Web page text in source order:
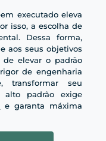
executado eleva
isso, a escolha de
Dessa forma,
aos seus objetivos
elevar o padrão
de engenharia
transformar seu
padrão exige
e garanta máxima